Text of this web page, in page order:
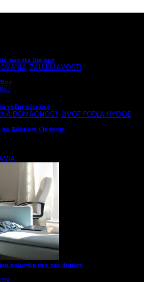
miesta Európy
ZAUJÍMAVOSTI
veľmi dôležité
DOMÁCNOSŤ ŽIVOT PODĽA HYGGE
Zdenom Cígerom
pohovku pre váš domov